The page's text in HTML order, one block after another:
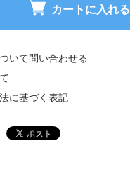
カートに入れる
いて問い合わせる
に基づく表記